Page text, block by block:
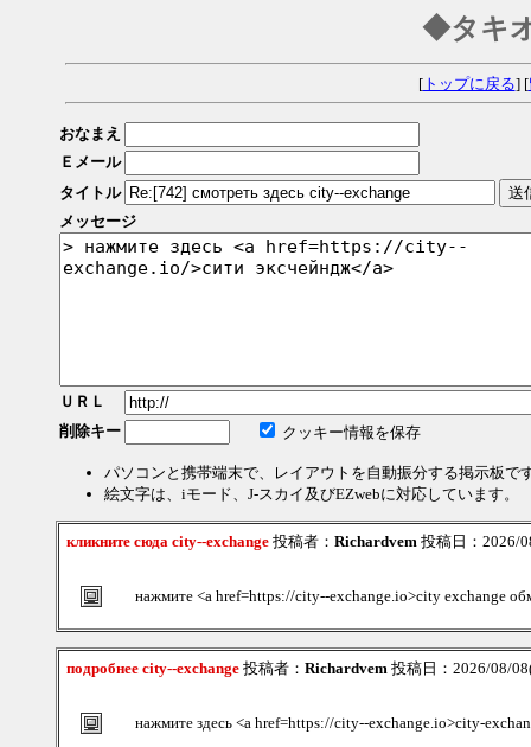
◆タキ
[トップに戻る] [
おなまえ
Ｅメール
タイトル
メッセージ
ＵＲＬ
削除キー
クッキー情報を保存
パソコンと携帯端末で、レイアウトを自動振分する掲示板で
絵文字は、iモード、J-スカイ及びEZwebに対応しています。
кликните сюда city--exchange 投稿者： Richardvem 投稿日：2026/
нажмите <a href=https://city--exchange.io>city exchange
подробнее city--exchange 投稿者： Richardvem 投稿日：2026/08/
нажмите здесь <a href=https://city--exchange.io>city-